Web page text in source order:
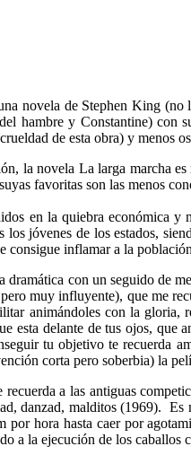
novela de Stephen King
hambre y Constantine) con
de esta obra) y menos
la novela La larga marcha
favoritas son las menos
en la quiebra económica y
los jóvenes de los estados,
consigue inflamar a la
dramática con un seguido de
muy influyente), que me
animándoles con la gloria,
esta delante de tus ojos,
tu objetivo te recuerda
corta pero soberbia) la
a las antiguas
danzad, malditos (1969).
por hora hasta caer por
a la ejecución de los caballos